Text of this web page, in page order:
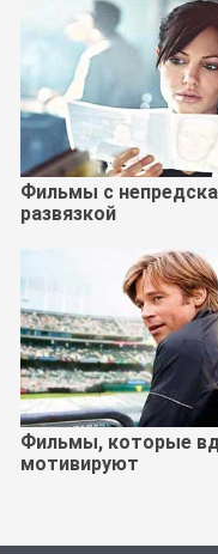
Фильмы с
развязкой
Фильмы, которые
мотивируют